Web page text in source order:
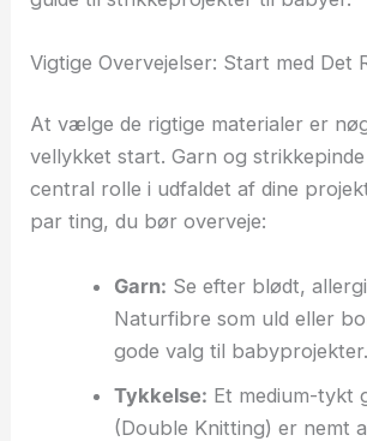
Vigtige Overvejelser: Start med Det
At vælge de rigtige materialer er
vellykket start. Garn og
central rolle i udfaldet af dine
par ting, du bør overveje:
Garn: Se efter blødt,
Naturfibre som uld eller
gode valg til babyprojekter.
Tykkelse: Et medium-tykt
(Double Knitting) er nemt